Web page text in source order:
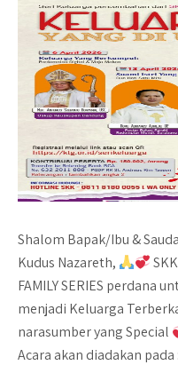
Shalom Bapak/Ibu &
Kudus Nazareth,
FAMILY SERIES perdana
menjadi Keluarga
narasumber yang Special
Acara akan diadakan pada :